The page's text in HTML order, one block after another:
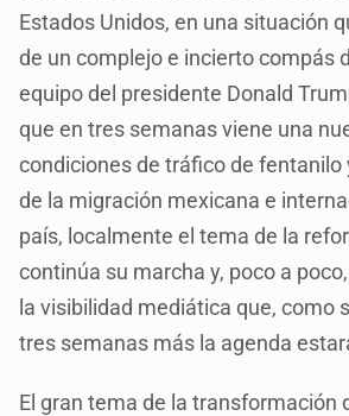
Estados Unidos, en una situación
de un complejo e incierto compás
equipo del presidente Donald
que en tres semanas viene una
condiciones de tráfico de fentanilo
de la migración mexicana e
país, localmente el tema de la
continúa su marcha y, poco a
la visibilidad mediática que, como
tres semanas más la agenda
El gran tema de la transformación